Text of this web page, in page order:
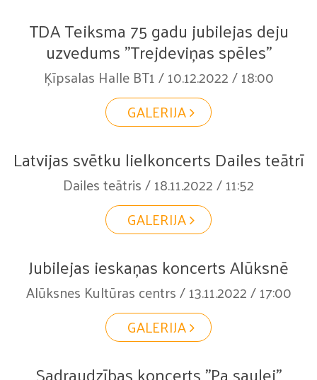
TDA Teiksma 75 gadu jubilejas deju
uzvedums "Trejdeviņas spēles"
Ķīpsalas Halle BT1 / 10.12.2022 / 18:00
GALERIJA
Latvijas svētku lielkoncerts Dailes teātrī
Dailes teātris / 18.11.2022 / 11:52
GALERIJA
Jubilejas ieskaņas koncerts Alūksnē
Alūksnes Kultūras centrs / 13.11.2022 / 17:00
GALERIJA